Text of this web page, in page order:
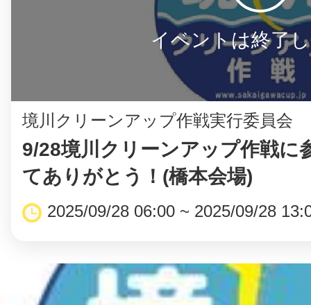
イベントは終了
境川クリーンアップ作戦実行委員会
9/28境川クリーンアップ作戦に
てありがとう！(橋本会場)
2025/09/28 06:00 ~ 2025/09/28